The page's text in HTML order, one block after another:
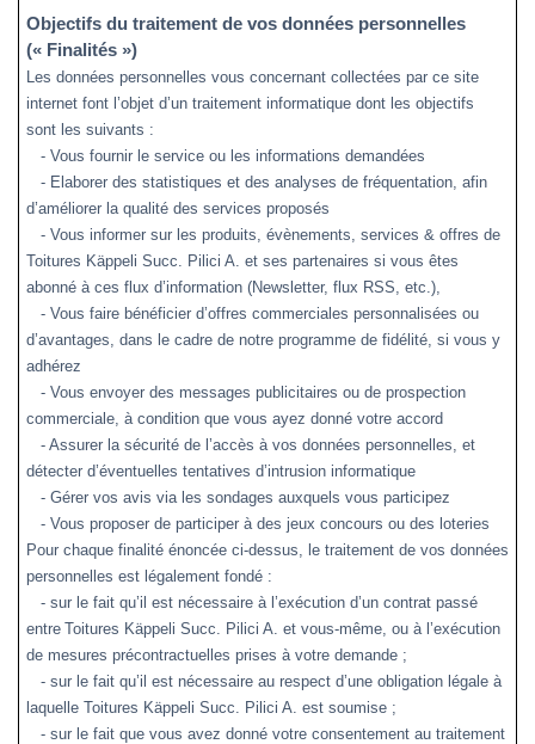
Objectifs du traitement de vos données personnelles
(« Finalités »)
Les données personnelles vous concernant collectées par ce site
internet font l’objet d’un traitement informatique dont les objectifs
sont les suivants :
- Vous fournir le service ou les informations demandées
- Elaborer des statistiques et des analyses de fréquentation, afin
d’améliorer la qualité des services proposés
- Vous informer sur les produits, évènements, services & offres de
Toitures Käppeli Succ. Pilici A. et ses partenaires si vous êtes
abonné à ces flux d’information (Newsletter, flux RSS, etc.),
- Vous faire bénéficier d’offres commerciales personnalisées ou
d’avantages, dans le cadre de notre programme de fidélité, si vous y
adhérez
- Vous envoyer des messages publicitaires ou de prospection
commerciale, à condition que vous ayez donné votre accord
- Assurer la sécurité de l’accès à vos données personnelles, et
détecter d’éventuelles tentatives d’intrusion informatique
- Gérer vos avis via les sondages auxquels vous participez
- Vous proposer de participer à des jeux concours ou des loteries
Pour chaque finalité énoncée ci-dessus, le traitement de vos données
personnelles est légalement fondé :
- sur le fait qu’il est nécessaire à l’exécution d’un contrat passé
entre Toitures Käppeli Succ. Pilici A. et vous-même, ou à l’exécution
de mesures précontractuelles prises à votre demande ;
- sur le fait qu’il est nécessaire au respect d’une obligation légale à
laquelle Toitures Käppeli Succ. Pilici A. est soumise ;
- sur le fait que vous avez donné votre consentement au traitement